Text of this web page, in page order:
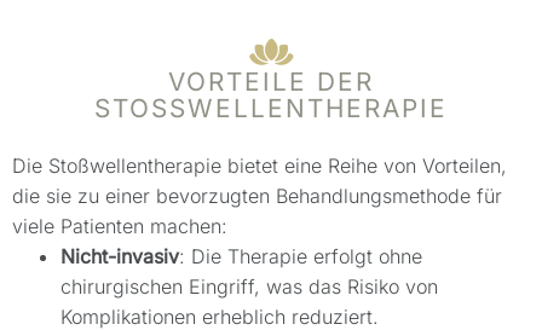
VORTEILE DER
STOSSWELLENTHERAPIE
Die Stoßwellentherapie bietet eine Reihe von Vorteilen,
die sie zu einer bevorzugten Behandlungsmethode für
viele Patienten machen:
Nicht-invasiv: Die Therapie erfolgt ohne
chirurgischen Eingriff, was das Risiko von
Komplikationen erheblich reduziert.